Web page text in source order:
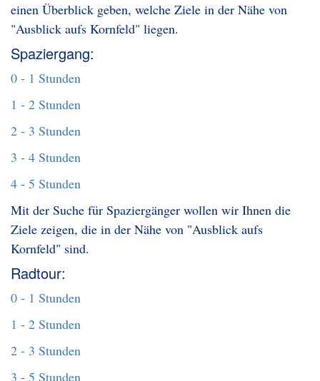
einen Überblick geben, welche Ziele in der Nähe von
"Ausblick aufs Kornfeld" liegen.
Spaziergang:
0 - 1 Stunden
1 - 2 Stunden
2 - 3 Stunden
3 - 4 Stunden
4 - 5 Stunden
Mit der Suche für Spaziergänger wollen wir Ihnen die
Ziele zeigen, die in der Nähe von "Ausblick aufs
Kornfeld" sind.
Radtour:
0 - 1 Stunden
1 - 2 Stunden
2 - 3 Stunden
3 - 5 Stunden